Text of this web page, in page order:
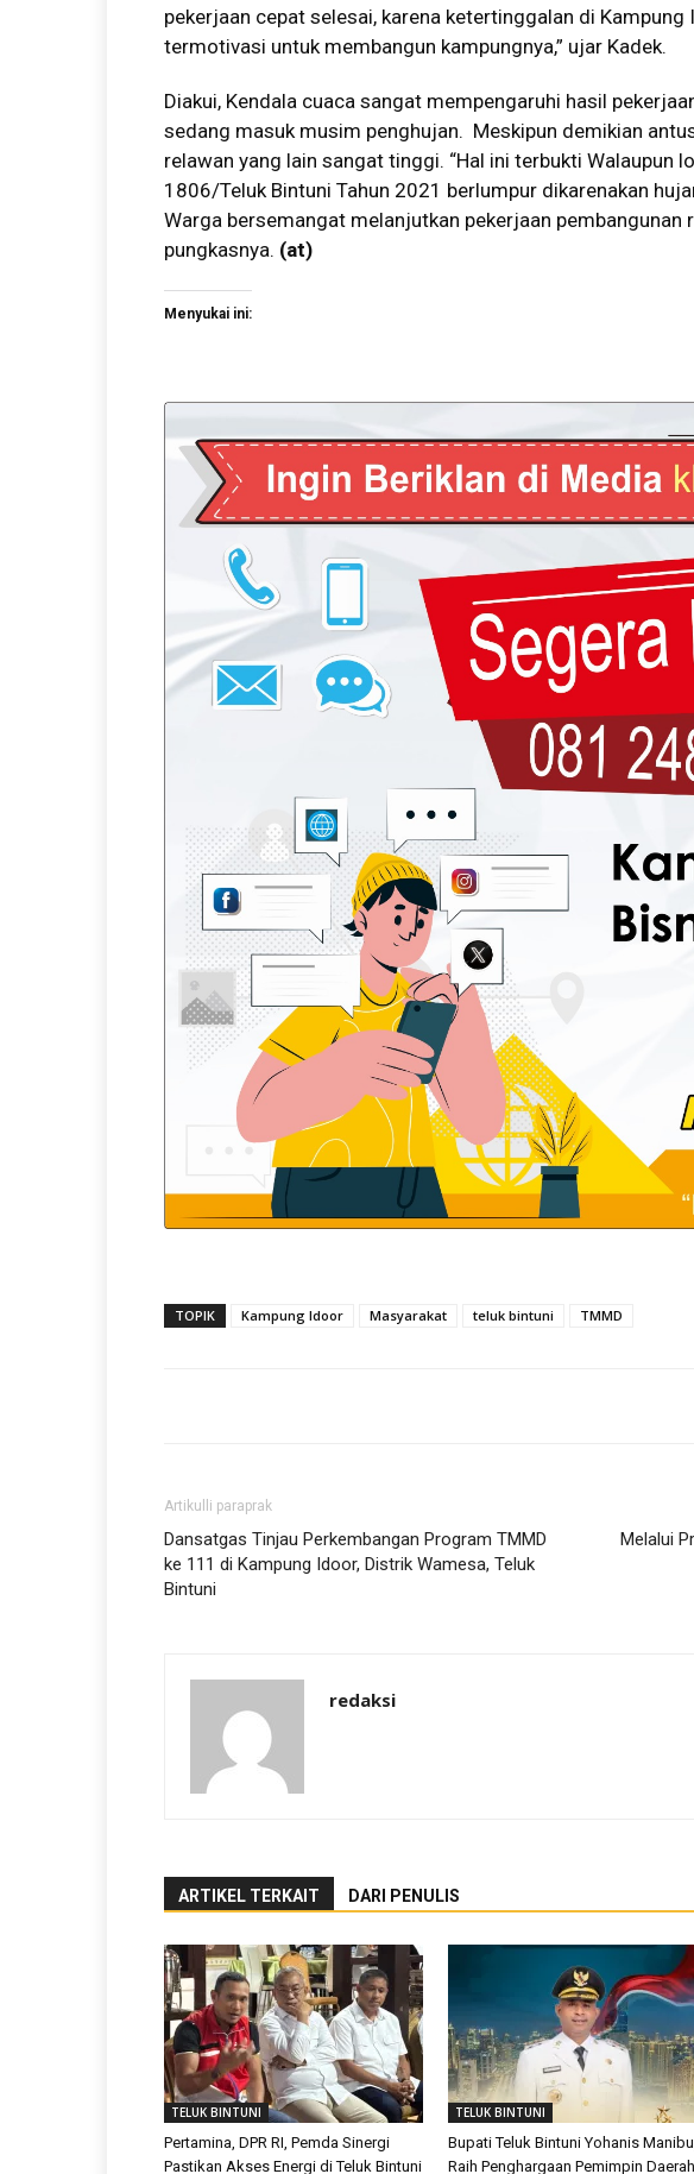
pekerjaan cepat selesai, karena ketertinggalan di
termotivasi untuk membangun kampungnya,” ujar Kadek.
Diakui, Kendala cuaca sangat mempengaruhi hasil
sedang masuk musim penghujan. Meskipun demikian
relawan yang lain sangat tinggi. “Hal ini terbukti Walaupun
1806/Teluk Bintuni Tahun 2021 berlumpur dikarenakan
Warga bersemangat melanjutkan pekerjaan pembangunan
pungkasnya. (at)
Menyukai ini:
TOPIK Kampung Idoor Masyarakat teluk bintuni TMMD
Artikulli paraprak
Dansatgas Tinjau Perkembangan Program TMMD
ke 111 di Kampung Idoor, Distrik Wamesa, Teluk
Bintuni
Melalui
redaksi
ARTIKEL TERKAIT DARI PENULIS
TELUK BINTUNI
Pertamina, DPR RI, Pemda Sinergi
Pastikan Akses Energi di Teluk Bintuni
TELUK BINTUNI
Bupati Teluk Bintuni Yohanis
Raih Penghargaan Pemimpin Daerah